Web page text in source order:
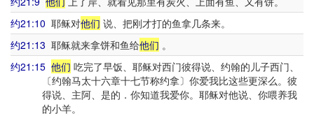
约21:10 耶稣对他们 说、把刚才打的鱼拿几条来。
约21:13 耶稣就来拿饼和鱼给他们 。
约21:15 他们 吃完了早饭、耶稣对西门彼得说、约翰的儿子西门、
〔约翰马太十六章十七节称约拿〕你爱我比这些更深么。彼
得说、主阿、是的．你知道我爱你。耶稣对他说、你喂养我
的小羊。